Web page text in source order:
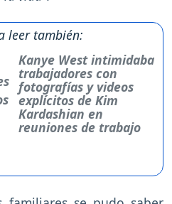
leer también:
Kanye West intimidaba
trabajadores con
fotografías y videos
explícitos de Kim
Kardashian en
reuniones de trabajo